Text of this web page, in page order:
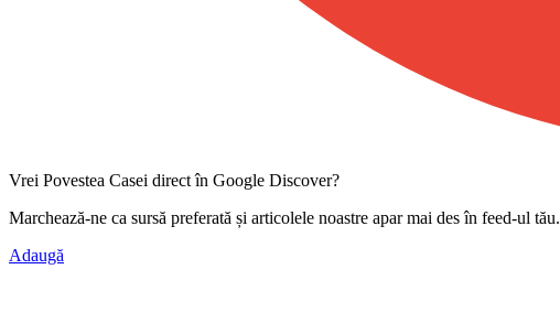
Vrei Povestea Casei direct în Google Discover?
Marchează-ne ca sursă preferată și articolele noastre apar mai des în feed-ul tău.
Adaugă